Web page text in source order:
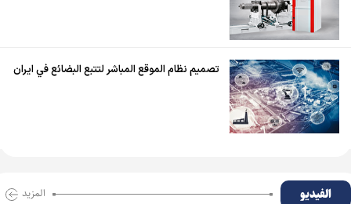
تصميم نظام الموقع المباشر لتتبع البضائع في ايران
الفیدیو المزید